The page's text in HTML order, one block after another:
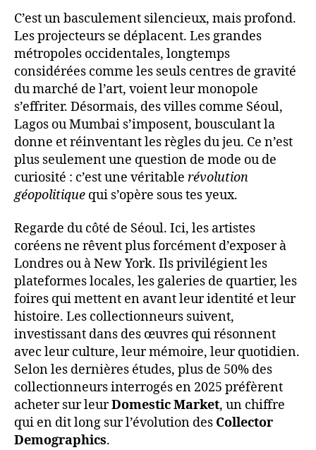
C’est un basculement silencieux, mais profond.
Les projecteurs se déplacent. Les grandes
métropoles occidentales, longtemps
considérées comme les seuls centres de gravité
du marché de l’art, voient leur monopole
s’effriter. Désormais, des villes comme Séoul,
Lagos ou Mumbai s’imposent, bousculant la
donne et réinventant les règles du jeu. Ce n’est
plus seulement une question de mode ou de
curiosité : c’est une véritable révolution
géopolitique qui s’opère sous tes yeux.
Regarde du côté de Séoul. Ici, les artistes
coréens ne rêvent plus forcément d’exposer à
Londres ou à New York. Ils privilégient les
plateformes locales, les galeries de quartier, les
foires qui mettent en avant leur identité et leur
histoire. Les collectionneurs suivent,
investissant dans des œuvres qui résonnent
avec leur culture, leur mémoire, leur quotidien.
Selon les dernières études, plus de 50% des
collectionneurs interrogés en 2025 préfèrent
acheter sur leurDomestic Market, un chiffre
qui en dit long sur l’évolution des Collector
Demographics.